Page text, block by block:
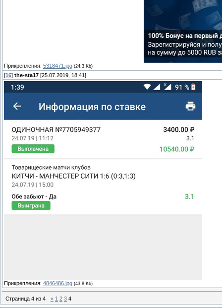
Прикрепления: 5318471.jpg (24.3 Kb)
[16] the-sta17 [25.07.2019, 18:41]
Прикрепления: 4846486.jpg (43.8 Kb)
Страница 4 из 4 « 1 2 3 4